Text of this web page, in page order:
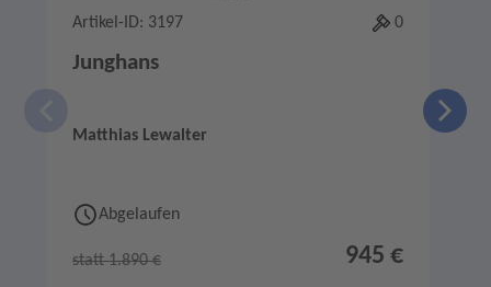
Artikel-ID: 3197 0
Junghans
Matthias Lewalter
Abgelaufen
statt 1.890 € 945 €